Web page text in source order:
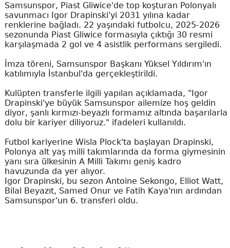
Samsunspor, Piast Gliwice'de top koşturan Polonyalı
savunmacı Igor Drapinski'yi 2031 yılına kadar
renklerine bağladı. 22 yaşındaki futbolcu, 2025-2026
sezonunda Piast Gliwice formasıyla çıktığı 30 resmi
karşılaşmada 2 gol ve 4 asistlik performans sergiledi.
İmza töreni, Samsunspor Başkanı Yüksel Yıldırım'ın
katılımıyla İstanbul'da gerçekleştirildi.
Kulüpten transferle ilgili yapılan açıklamada, "Igor
Drapinski'ye büyük Samsunspor ailemize hoş geldin
diyor, şanlı kırmızı-beyazlı formamız altında başarılarla
dolu bir kariyer diliyoruz." ifadeleri kullanıldı.
Futbol kariyerine Wisla Plock'ta başlayan Drapinski,
Polonya alt yaş milli takımlarında da forma giymesinin
yanı sıra ülkesinin A Milli Takımı geniş kadro
havuzunda da yer alıyor.
Igor Drapinski, bu sezon Antoine Sekongo, Elliot Watt,
Bilal Beyazıt, Samed Onur ve Fatih Kaya'nın ardından
Samsunspor'un 6. transferi oldu.